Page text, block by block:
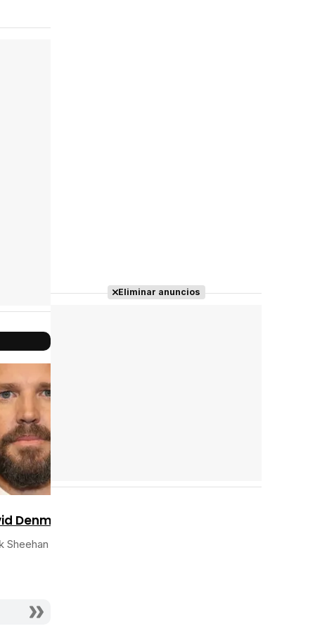
Denman
Sheehan
Eliminar anuncios